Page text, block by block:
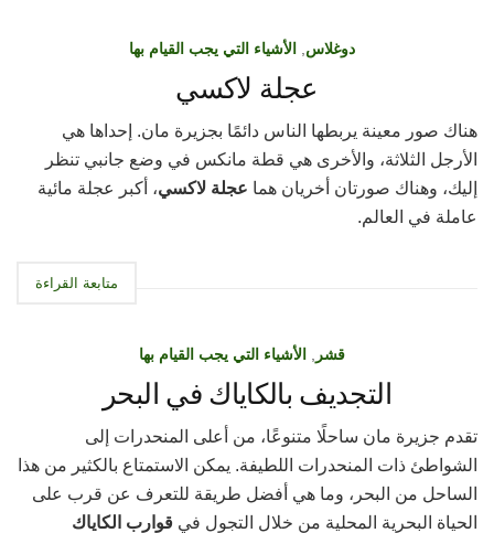
دوغلاس الأشياء التي يجب القيام بها
عجلة لاكسي
هناك صور معينة يربطها الناس دائمًا بجزيرة مان. إحداها هي
الأرجل الثلاثة، والأخرى هي قطة مانكس في وضع جانبي تنظر
إليك، وهناك صورتان أخريان هما عجلة لاكسي، أكبر عجلة مائية
عاملة في العالم.
متابعة القراءة
قشر الأشياء التي يجب القيام بها
التجديف بالكاياك في البحر
تقدم جزيرة مان ساحلًا متنوعًا، من أعلى المنحدرات إلى
الشواطئ ذات المنحدرات اللطيفة. يمكن الاستمتاع بالكثير من هذا
الساحل من البحر، وما هي أفضل طريقة للتعرف عن قرب على
الحياة البحرية المحلية من خلال التجول في قوارب الكاياك